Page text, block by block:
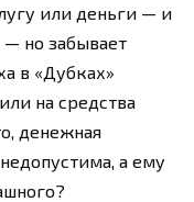
или деньги — и
— но забывает
в «Дубках»
на средства
денежная
а ему